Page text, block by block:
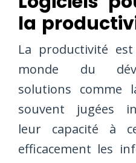
la
La productivité
monde du
solutions comme
souvent jugées
leur capacité à
efficacement les